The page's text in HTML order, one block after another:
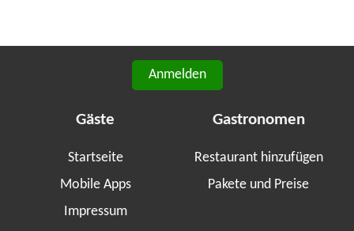
Anmelden
Gäste
Startseite
Mobile Apps
Impressum
Gastronomen
Restaurant hinzufügen
Pakete und Preise